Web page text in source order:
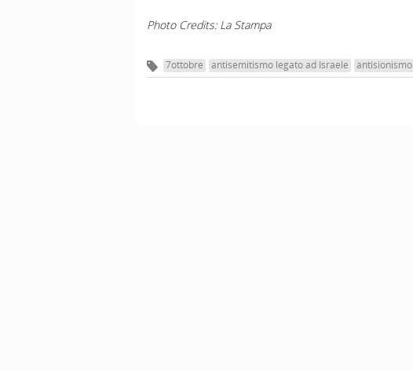
Photo Credits: La Stampa
7ottobre antisemitismo legato ad Israele antisionismo